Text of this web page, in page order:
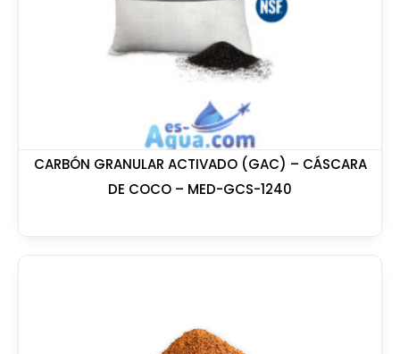
CARBÓN GRANULAR ACTIVADO (GAC) – CÁSCARA
DE COCO – MED-GCS-1240